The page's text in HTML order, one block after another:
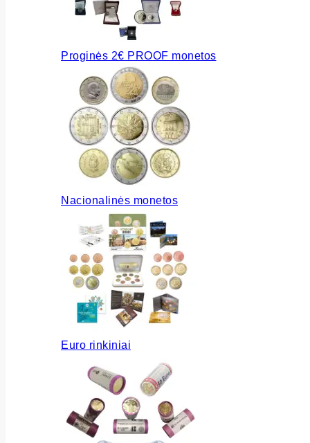
Proginės 2€ PROOF monetos
Nacionalinės monetos
Euro rinkiniai